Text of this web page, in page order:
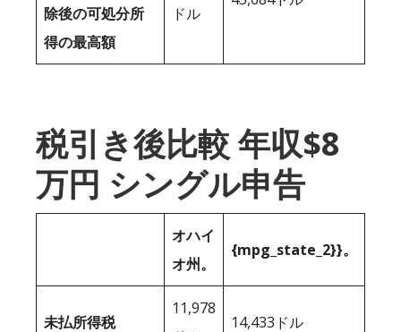
除後の可処分所
得の最高額
ドル
税引き後比較 年収$8
万円 シングル申告
オハイ
オ州。
{mpg_state_2}}。
未払所得税
11,978
14,433ドル